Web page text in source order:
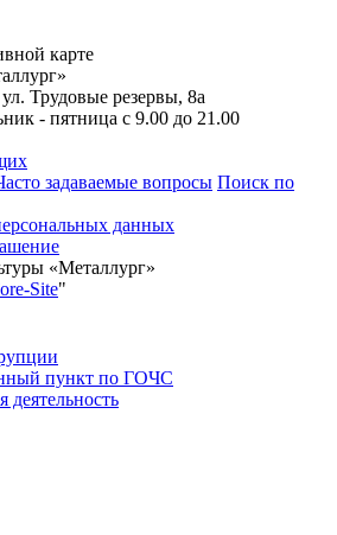
карте
Трудовые резервы, 8а
- пятница с 9.00 до 21.00
задаваемые вопросы Поиск по
данных
«Металлург»
Site"
пункт по ГОЧС
деятельность